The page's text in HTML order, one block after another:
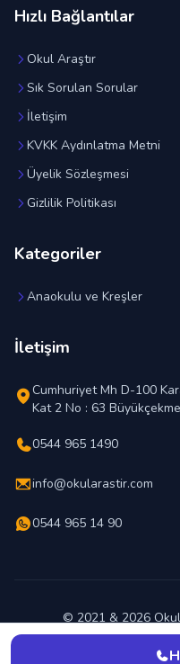
Hızlı Bağlantılar
Okul Araştır
Sık Sorulan Sorular
İletişim
KVKK Aydınlatma Metni
Üyelik Sözleşmesi
Gizlilik Politikası
Kategoriler
Anaokulu ve Kreşler
İletişim
Cumhuriyet Mh D-100
Kat 2 No : 63
0544 965 1490
info@okularastir.com
0544 965 14 90
© 2021 & 2026
En